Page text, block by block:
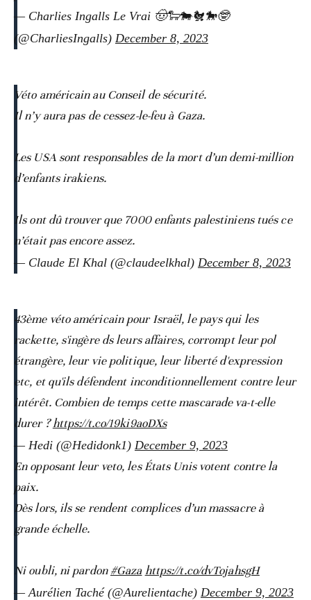
— Charlies Ingalls Le Vrai 🤠🐑🐄🐔🐎🤓
(@CharliesIngalls) December 8, 2023
Véto américain au Conseil de sécurité.
Il n’y aura pas de cessez-le-feu à Gaza.
Les USA sont responsables de la mort d’un demi-million
d’enfants irakiens.
Ils ont dû trouver que 7000 enfants palestiniens tués ce
n’était pas encore assez.
— Claude El Khal (@claudeelkhal) December 8, 2023
43ème véto américain pour Israël, le pays qui les
rackette, s'ingère ds leurs affaires, corrompt leur pol
étrangère, leur vie politique, leur liberté d'expression
etc, et qu'ils défendent inconditionnellement contre leur
intérêt. Combien de temps cette mascarade va-t-elle
durer ?https://t.co/19ki9aoDXs
— Hedi (@Hedidonk1) December 9, 2023
En opposant leur veto, les États Unis votent contre la
paix.
Dès lors, ils se rendent complices d’un massacre à
grande échelle.
Ni oubli, ni pardon#Gaza https://t.co/dvTojahsgH
— Aurélien Taché (@Aurelientache) December 9, 2023